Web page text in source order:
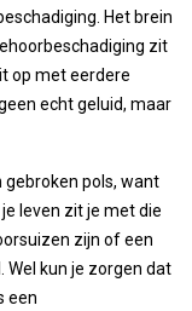
Het brein
zit
op met eerdere
echt geluid, maar
pols, want
leven zit je met die
zijn of een
Wel kun je zorgen dat
een